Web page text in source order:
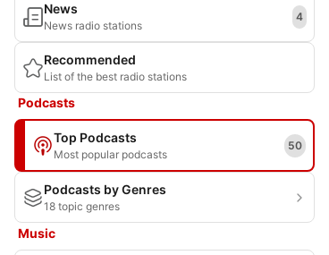
News
News radio stations
4
Recommended
List of the best radio stations
Podcasts
Top Podcasts
Most popular podcasts
50
Podcasts by Genres
18 topic genres
Music